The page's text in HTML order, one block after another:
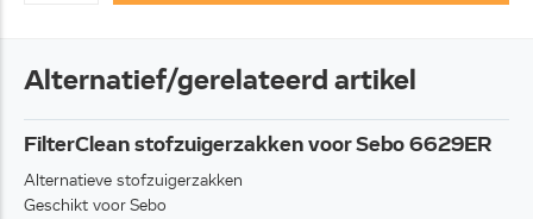
Alternatief/gerelateerd artikel
FilterClean stofzuigerzakken voor Sebo 6629ER
Alternatieve stofzuigerzakken
Geschikt voor Sebo